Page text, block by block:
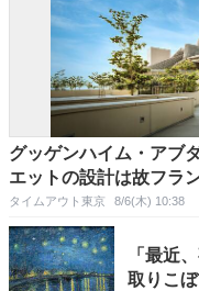
グッゲンハイム・アブ
エットの設計は故フラ
タイムアウト東京 8/6(木) 10:38
「最近
取りこ